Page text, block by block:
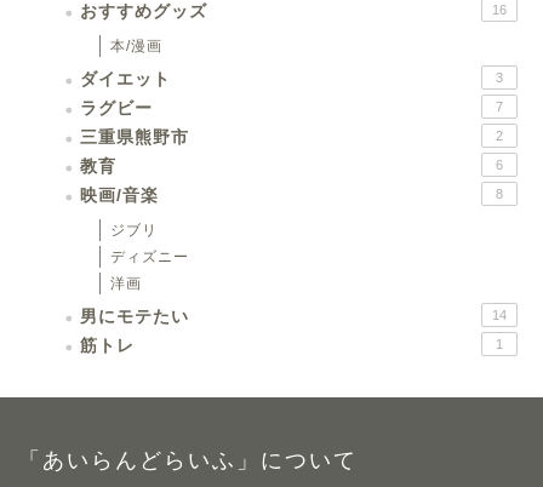
おすすめグッズ 16
本/漫画
ダイエット 3
ラグビー 7
三重県熊野市 2
教育 6
映画/音楽 8
ジブリ
ディズニー
洋画
男にモテたい 14
筋トレ 1
「あいらんどらいふ」について